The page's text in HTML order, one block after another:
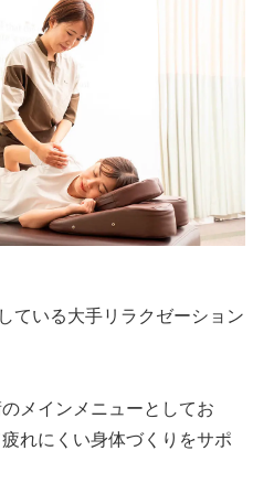
ている大手リラクゼーション
メインメニューとしてお
れにくい身体づくりをサポ